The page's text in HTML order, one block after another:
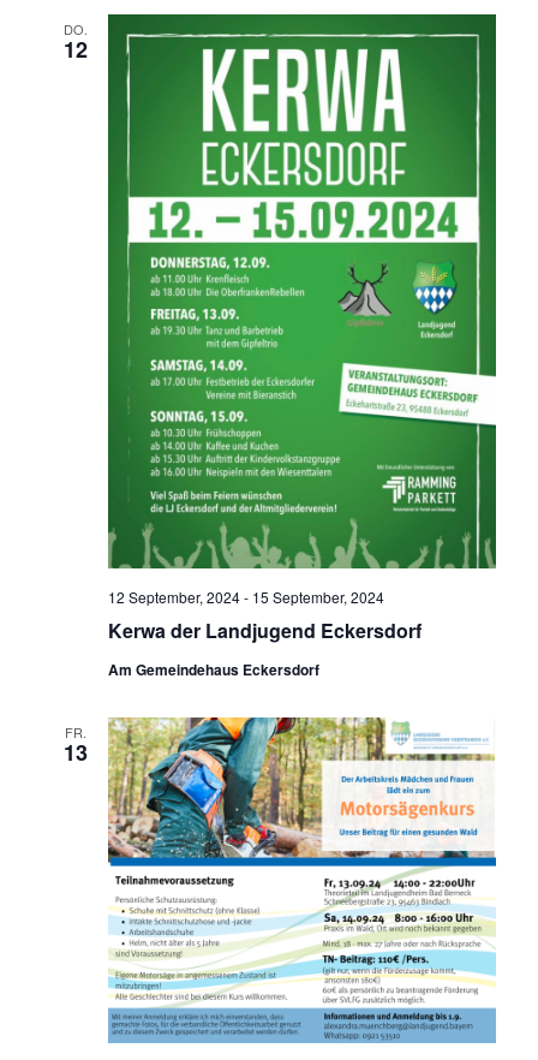
DO.
12
Kerwa der Landjugend Eckersdorf
12 September, 2024- 15 September, 2024
Am Gemeindehaus Eckersdorf
FR.
13